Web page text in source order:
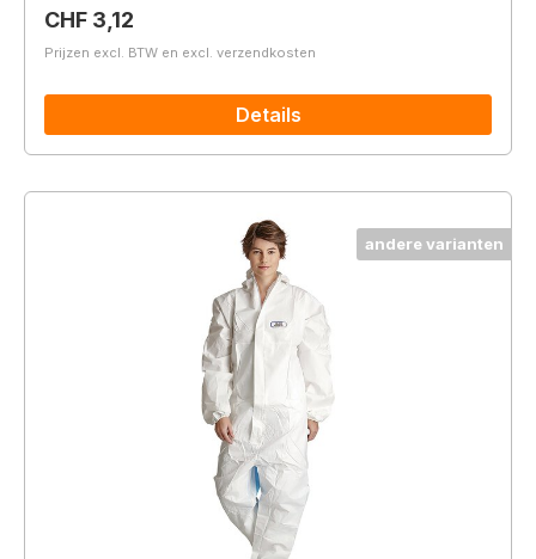
Normale prijs:
CHF 3,12
Prijzen excl. BTW en excl. verzendkosten
Details
andere varianten